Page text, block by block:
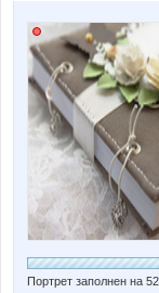
Портрет заполнен на